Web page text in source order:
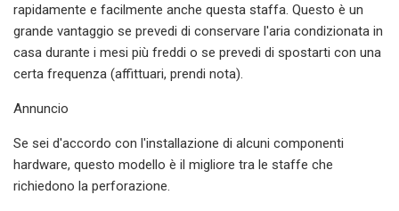
rapidamente e facilmente anche questa staffa. Questo è un
grande vantaggio se prevedi di conservare l'aria condizionata in
casa durante i mesi più freddi o se prevedi di spostarti con una
certa frequenza (affittuari, prendi nota).
Annuncio
Se sei d'accordo con l'installazione di alcuni componenti
hardware, questo modello è il migliore tra le staffe che
richiedono la perforazione.